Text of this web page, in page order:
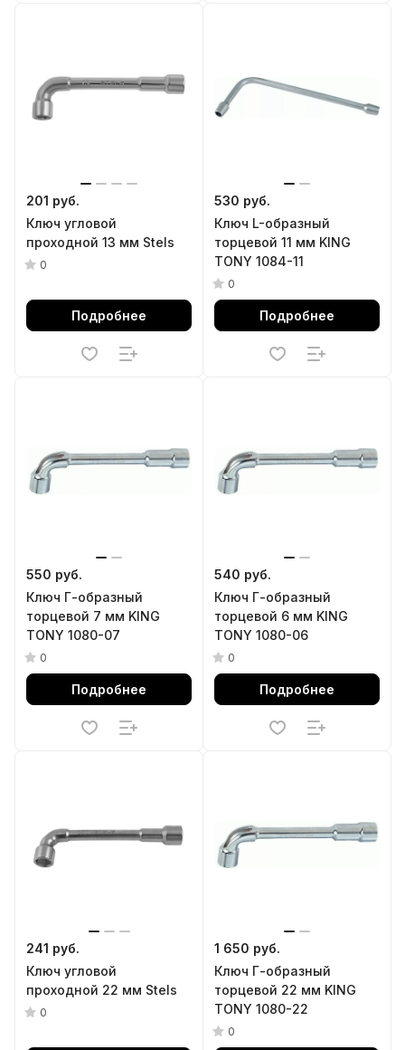
201 руб.
Ключ угловой
проходной 13 мм Stels
0
Подробнее
530 руб.
Ключ L-образный
торцевой 11 мм KING
TONY 1084-11
0
Подробнее
550 руб.
Ключ Г-образный
торцевой 7 мм KING
TONY 1080-07
0
Подробнее
540 руб.
Ключ Г-образный
торцевой 6 мм KING
TONY 1080-06
0
Подробнее
241 руб.
Ключ угловой
проходной 22 мм Stels
0
1 650 руб.
Ключ Г-образный
торцевой 22 мм KING
TONY 1080-22
0